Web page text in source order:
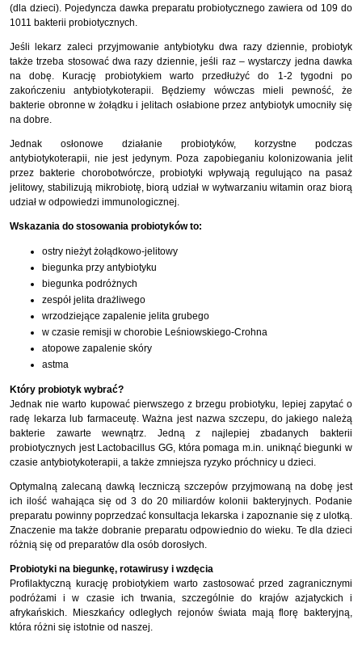
(dla dzieci). Pojedyncza dawka preparatu probiotycznego zawiera od 109 do
1011 bakterii probiotycznych.
Jeśli lekarz zaleci przyjmowanie antybiotyku dwa razy dziennie, probiotyk
także trzeba stosować dwa razy dziennie, jeśli raz – wystarczy jedna dawka
na dobę. Kurację probiotykiem warto przedłużyć do 1-2 tygodni po
zakończeniu antybiotykoterapii. Będziemy wówczas mieli pewność, że
bakterie obronne w żołądku i jelitach osłabione przez antybiotyk umocniły się
na dobre.
Jednak osłonowe działanie probiotyków, korzystne podczas
antybiotykoterapii, nie jest jedynym. Poza zapobieganiu kolonizowania jelit
przez bakterie chorobotwórcze, probiotyki wpływają regulująco na pasaż
jelitowy, stabilizują mikrobiotę, biorą udział w wytwarzaniu witamin oraz biorą
udział w odpowiedzi immunologicznej.
Wskazania do stosowania probiotyków to:
ostry nieżyt żołądkowo-jelitowy
biegunka przy antybiotyku
biegunka podróżnych
zespół jelita drażliwego
wrzodziejące zapalenie jelita grubego
w czasie remisji w chorobie Leśniowskiego-Crohna
atopowe zapalenie skóry
astma
Który probiotyk wybrać?
Jednak nie warto kupować pierwszego z brzegu probiotyku, lepiej zapytać o
radę lekarza lub farmaceutę. Ważna jest nazwa szczepu, do jakiego należą
bakterie zawarte wewnątrz. Jedną z najlepiej zbadanych bakterii
probiotycznych jest Lactobacillus GG, która pomaga m.in. uniknąć biegunki w
czasie antybiotykoterapii, a także zmniejsza ryzyko próchnicy u dzieci.
Optymalną zalecaną dawką leczniczą szczepów przyjmowaną na dobę jest
ich ilość wahająca się od 3 do 20 miliardów kolonii bakteryjnych. Podanie
preparatu powinny poprzedzać konsultacja lekarska i zapoznanie się z ulotką.
Znaczenie ma także dobranie preparatu odpowiednio do wieku. Te dla dzieci
różnią się od preparatów dla osób dorosłych.
Probiotyki na biegunkę, rotawirusy i wzdęcia
Profilaktyczną kurację probiotykiem warto zastosować przed zagranicznymi
podróżami i w czasie ich trwania, szczególnie do krajów azjatyckich i
afrykańskich. Mieszkańcy odległych rejonów świata mają florę bakteryjną,
która różni się istotnie od naszej.